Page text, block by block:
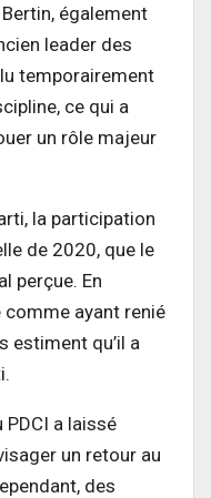
également
leader des
temporairement
ce qui a
un rôle majeur
la participation
de 2020, que le
perçue. En
ayant renié
estiment qu’il a
a laissé
un retour au
des